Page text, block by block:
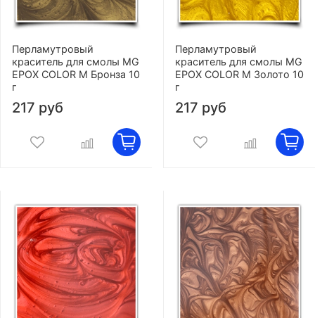
Перламутровый
краситель для смолы MG
EPOX COLOR M Бронза 10
г
217 руб
Перламутровый
краситель для смолы MG
EPOX COLOR M Золото 10
г
217 руб